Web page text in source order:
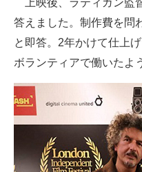
上映後、ラティガン監
答えました。制作費を問
と即答。2年かけて仕上
ボランティアで働いたよ